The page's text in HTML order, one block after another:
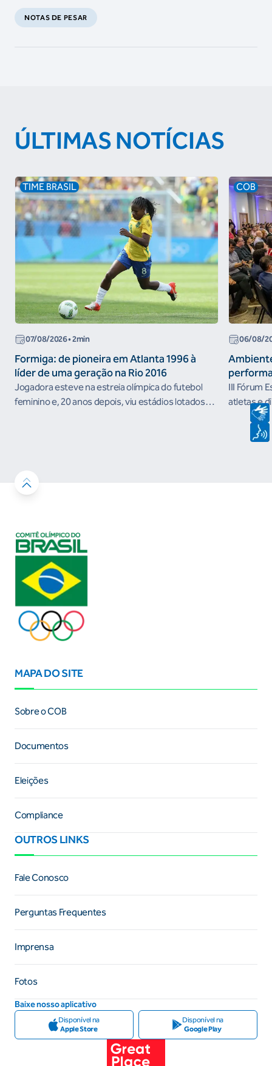
NOTAS DE PESAR
ÚLTIMAS NOTÍCIAS
TIME BRASIL
07/08/2026• 2min
Formiga: de pioneira em Atlanta 1996 à
líder de uma geração na Rio 2016
Jogadora esteve na estreia olímpica do futebol
feminino e, 20 anos depois, viu estádios lotados
COB
06/08/
III Fórum
atletas e
resultados
MAPA DO SITE
Sobre o COB
Documentos
Eleições
Compliance
OUTROS LINKS
Fale Conosco
Perguntas Frequentes
Imprensa
Fotos
Baixe nosso aplicativo
Disponível na
Apple Store
Disponível na
Google Play